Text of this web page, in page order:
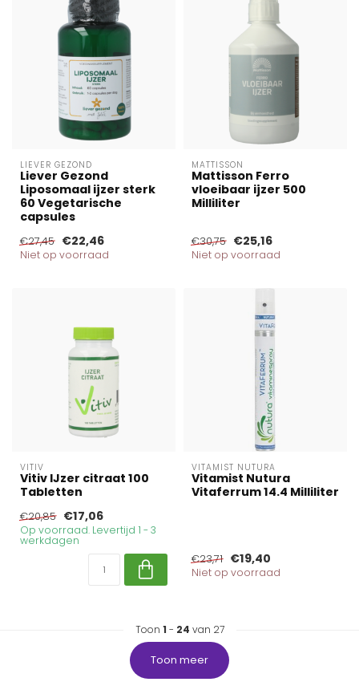
LIEVER GEZOND
Liever Gezond
Liposomaal ijzer sterk
60 Vegetarische
capsules
€27,45 €22,46
Niet op voorraad
MATTISSON
Mattisson Ferro
vloeibaar ijzer 500
Milliliter
€30,75 €25,16
Niet op voorraad
VITIV
Vitiv IJzer citraat 100
Tabletten
€20,85 €17,06
Op voorraad. Levertijd 1 - 3
werkdagen
VITAMIST NUTURA
Vitamist Nutura
Vitaferrum 14.4 Milliliter
€23,71 €19,40
Niet op voorraad
Toon 1 - 24 van 27
Toon meer